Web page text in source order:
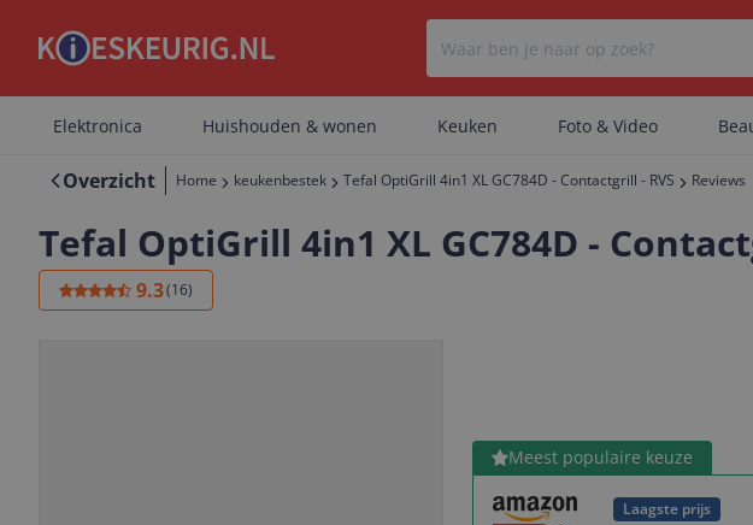
Er zijn geen
Elektronica Huishouden & wonen Keuken Foto & Video
Overzicht Home keukenbestek Tefal OptiGrill 4in1 XL GC784D - Contactgrill - RVS Reviews
Tefal OptiGrill 4in1 XL GC784D -
9.3(16)
Meest populaire keuze
Laagste prijs
Bekijk product